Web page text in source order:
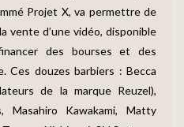
Projet X, va permettre de
vente d’une vidéo, disponible
des bourses et des
Ces douzes barbiers : Becca
de la marque Reuzel),
Masahiro Kawakami, Matty